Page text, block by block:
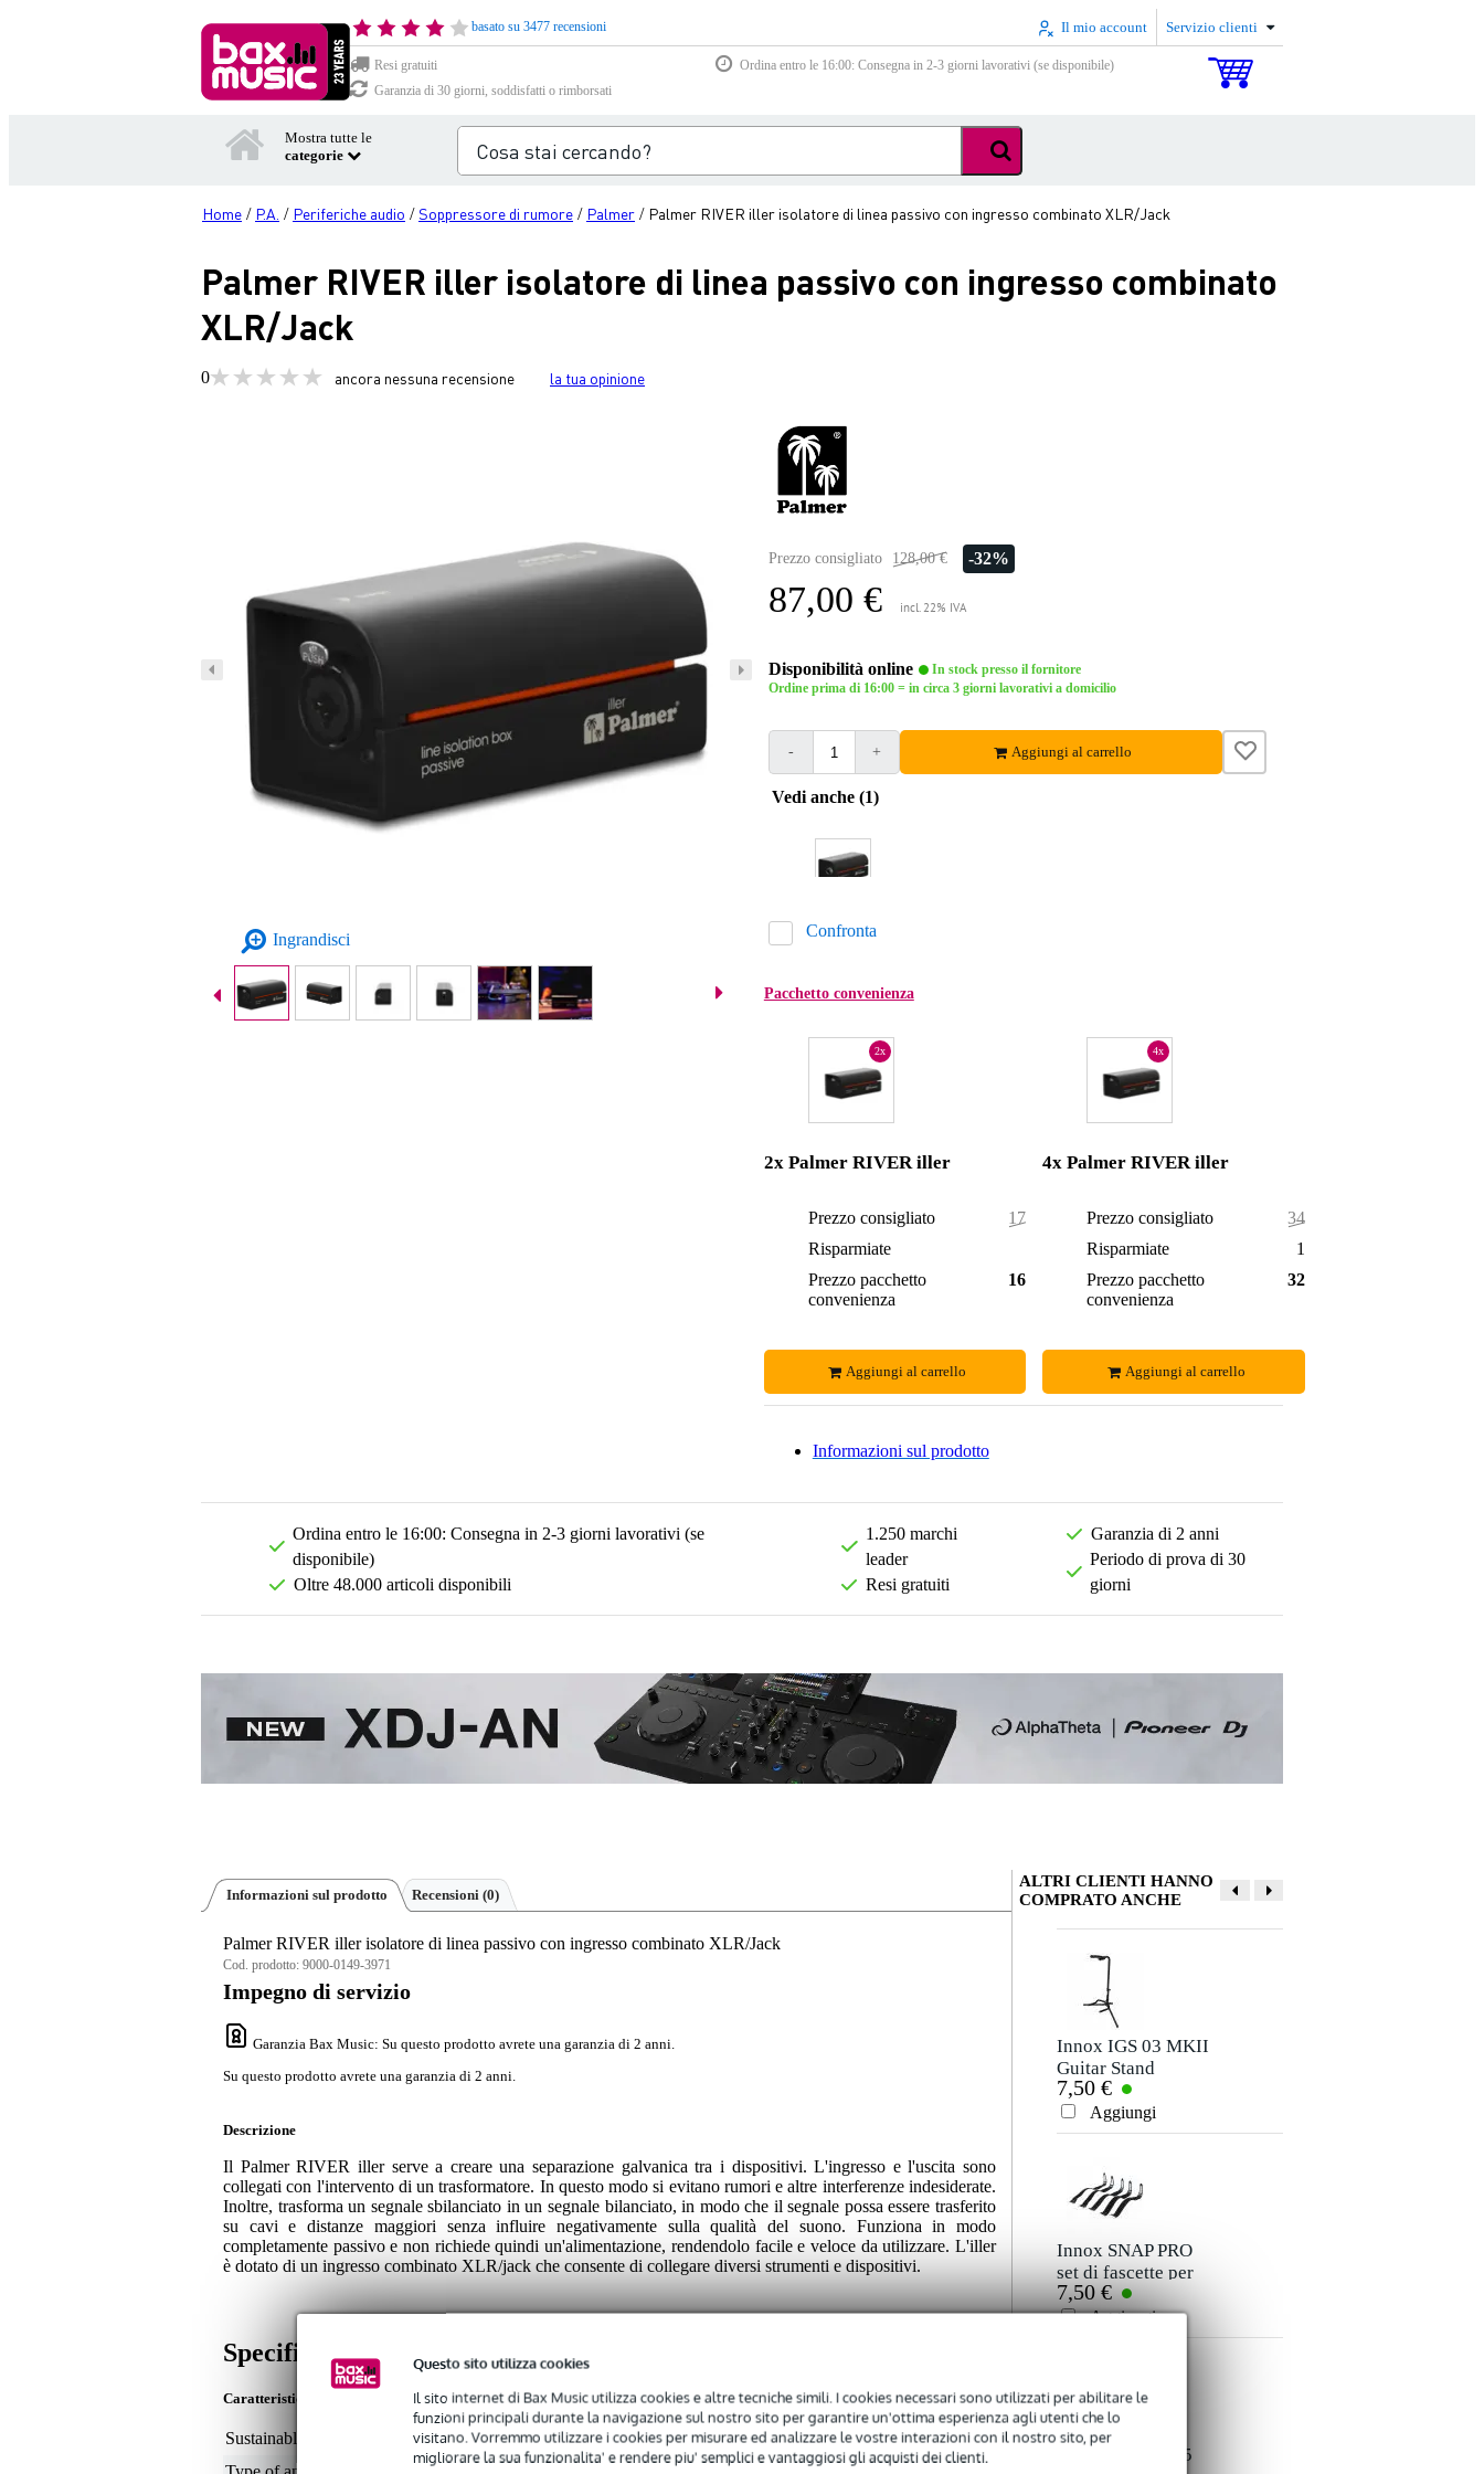
Questo sito utilizza cookies
Il sito internet di Bax Music utilizza cookies e altre tecniche simili. I cookies necessari sono utilizzati per abilitare le
funzioni principali durante la navigazione sul nostro sito per garantire un'ottima esperienza agli utenti che lo
visitano. Vorremmo utilizzare i cookies per misurare ed analizzare le vostre interazioni con il nostro sito, per
migliorare la sua funzionalita' e rendere piu' semplici e vantaggiosi gli acquisti dei clienti.
basato su 3477 recensioni Il mio account Servizio clienti
Resi gratuiti
Ordina entro le 16:00: Consegna in 2-3 giorni lavorativi (se disponibile)
Garanzia di 30 giorni, soddisfatti o rimborsati
Mostra tutte le
categorie
Home / P.A. / Periferiche audio /Soppressore di rumore / Palmer / Palmer RIVER iller isolatore di linea passivo con ingresso combinato XLR/Jack
Palmer RIVER iller isolatore di linea passivo con ingresso combinato
XLR/Jack
0 ancora nessuna recensione la tua opinione
Ingrandisci
Prezzo consigliato 128,00 € -32%
87,00 € incl. 22% IVA
Disponibilità online
In stock presso il fornitore
Ordine prima di 16:00 = in circa 3 giorni lavorativi a domicilio
- + Aggiungi al carrello
Vedi anche (1)
Confronta
Pacchetto convenienza
2x
2x Palmer RIVER iller
Prezzo consigliato
174,00 €
Risparmiate
Prezzo pacchetto
convenienza
168,00 €
Aggiungi al carrello
4x
4x Palmer RIVER iller
Prezzo consigliato
348,00 €
Risparmiate
19,00 €
Prezzo pacchetto
convenienza
329,00 €
Aggiungi al carrello
Informazioni sul prodotto
Ordina entro le 16:00: Consegna in 2-3 giorni lavorativi (se
disponibile)
Oltre 48.000 articoli disponibili
1.250 marchi
leader
Resi gratuiti
Garanzia di 2 anni
Periodo di prova di 30
giorni
Informazioni sul prodotto Recensioni (0)
Palmer RIVER iller isolatore di linea passivo con ingresso combinato XLR/Jack
Cod. prodotto: 9000-0149-3971
Impegno di servizio
Garanzia Bax Music: Su questo prodotto avrete una garanzia di 2 anni.
Su questo prodotto avrete una garanzia di 2 anni.
Descrizione
Il Palmer RIVER iller serve a creare una separazione galvanica tra i dispositivi. L'ingresso e l'uscita sono
collegati con l'intervento di un trasformatore. In questo modo si evitano rumori e altre interferenze indesiderate.
Inoltre, trasforma un segnale sbilanciato in un segnale bilanciato, in modo che il segnale possa essere trasferito
su cavi e distanze maggiori senza influire negativamente sulla qualità del suono. Funziona in modo
completamente passivo e non richiede quindi un'alimentazione, rendendolo facile e veloce da utilizzare. L'iller
è dotato di un ingresso combinato XLR/jack che consente di collegare diversi strumenti e dispositivi.
Specifiche
Caratteristiche
Sustainable product
not specified
La tua opinione
Soprannome
Valutazione
Non ci sono ancora recensioni per questo prodotto.
ALTRI CLIENTI HANNO
COMPRATO ANCHE
Innox IGS 03 MKII
Guitar Stand
7,50 €
Aggiungi
Innox SNAP PRO
set di fascette per
cavi (5 pezzi)
7,50 €
Aggiungi
Devine PCH/0.15